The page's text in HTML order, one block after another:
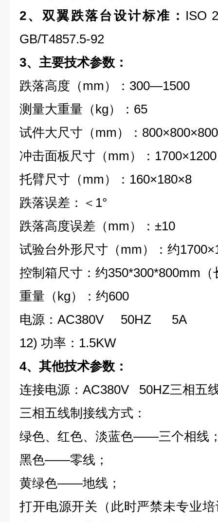
2、双翼跌落台设计标准： ISO
GB/T4857.5-92
3、主要技术参数：
跌落高度（mm）：300—1500
测量大重量（kg）：65
试件大尺寸（mm）：800×800×800
冲击面板尺寸（mm）：1700×1200
托臂尺寸（mm）：160×180×8
跌落误差：＜1°
跌落高度误差（mm）：±10
试验台外形尺寸（mm）：约
控制箱尺寸：约350*300*800mm（
重量（kg）：约600
电源：AC380V 50HZ 5A
12) 功率：1.5KW
4、其他技术参数：
连接电源：AC380V 50HZ三相五
三相五线制接线方式：
绿色、红色、淡蓝色——三个相线
黑色——零线；
黄绿色——地线；
打开电源开关（此时严禁未专业